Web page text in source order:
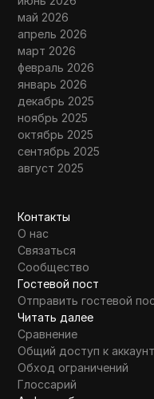
май 2026
апрель 2026
март 2026
февраль 2026
январь 2026
декабрь 2025
ноябрь 2025
октябрь 2025
сентябрь 2025
август 2025
Контакты
О нас
Связаться
Сообщество
Гостевой пост
Отправить гостевой
Читать далее
Сравнение
Общий доступ к
Обход ограничений
Глоссарий